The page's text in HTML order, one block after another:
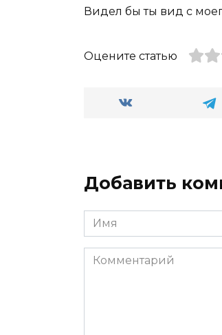
Видел бы ты вид с
Оцените статью
Добавить
Имя
*
Комментарий